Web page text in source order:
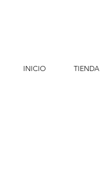
INICIO TIENDA